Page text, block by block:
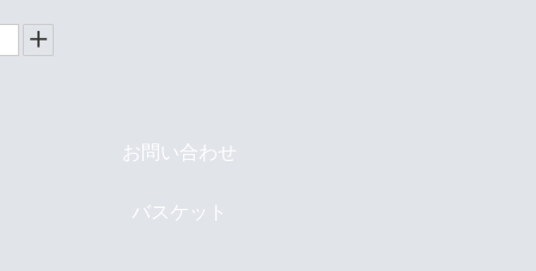
お問い合わせ
バスケット